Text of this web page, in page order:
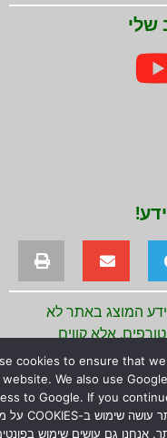
באתר לא
אלא קווים
use cookies to ensure
our website. We also use
address to Google. If you
that you are happy with it. האתר עושה שימוש ב-COOKIES על מנת
גם עושים שימוש בפונטים של